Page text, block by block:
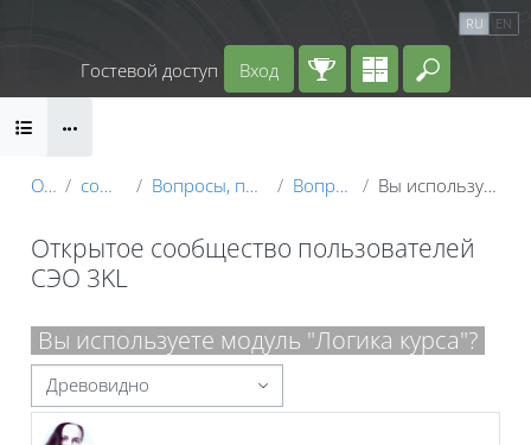
RU EN
Введите
Гостевой доступ Вход
Блоки
О курсе community_users Вопросы, поддержка и обмен опытом Вопросы по СЭО 3KL Вы используете модуль "Логика курса"?
Открытое сообщество пользователей
СЭО 3KL
Блоки
Вы используете модуль "Логика курса"?
Режим отображения